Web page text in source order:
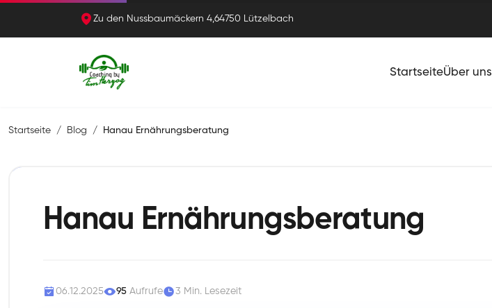
Zu den Nussbaumäckern 4,64750 Lützelbach
StartseiteÜber uns
Startseite Blog Hanau Ernährungsberatung
Hanau Ernährungsberatung
06.12.2025 95 Aufrufe 3 Min. Lesezeit